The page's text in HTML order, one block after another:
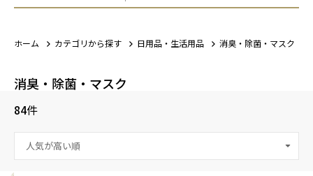
ホーム カテゴリから探す 日用品・生活用品 消臭・除菌・マスク
消臭・除菌・マスク
84件